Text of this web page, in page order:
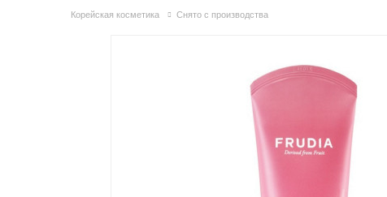
Корейская косметика Снято с производства